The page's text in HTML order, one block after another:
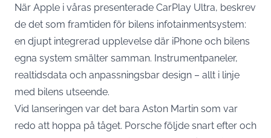
När Apple i våras presenterade CarPlay Ultra, beskrev
de det som framtiden för bilens infotainmentsystem:
en djupt integrerad upplevelse där iPhone och bilens
egna system smälter samman. Instrumentpaneler,
realtidsdata och anpassningsbar design – allt i linje
med bilens utseende.
Vid lanseringen var det bara Aston Martin som var
redo att hoppa på tåget. Porsche följde snart efter och